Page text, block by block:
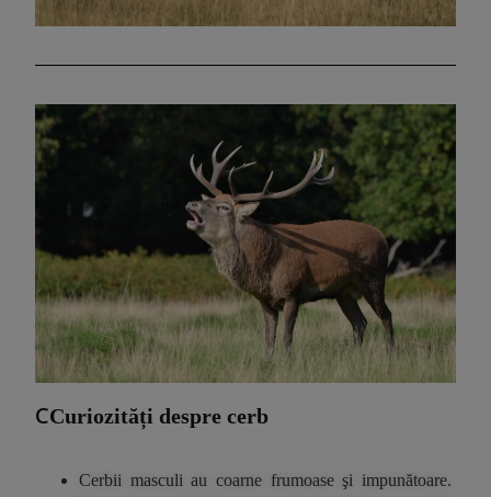
CCuriozități despre cerb
Cerbii masculi au coarne frumoase şi impunătoare.